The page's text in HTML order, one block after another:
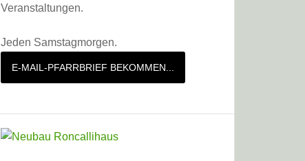
Veranstaltungen.
Jeden Samstagmorgen.
E-MAIL-PFARRBRIEF BEKOMMEN...